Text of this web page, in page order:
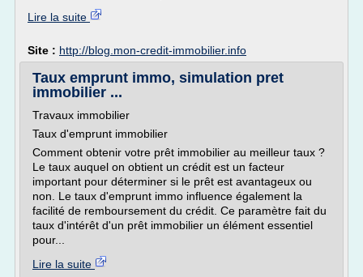
Lire la suite
Site : http://blog.mon-credit-immobilier.info
Taux emprunt immo, simulation pret
immobilier ...
Travaux immobilier
Taux d'emprunt immobilier
Comment obtenir votre prêt immobilier au meilleur taux ?
Le taux auquel on obtient un crédit est un facteur
important pour déterminer si le prêt est avantageux ou
non. Le taux d'emprunt immo influence également la
facilité de remboursement du crédit. Ce paramètre fait du
taux d'intérêt d'un prêt immobilier un élément essentiel
pour...
Lire la suite